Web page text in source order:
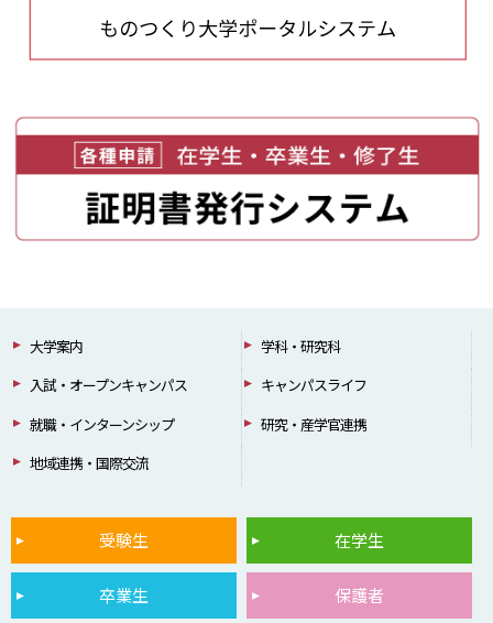
大学案内
学科・研究科
入試・オープンキャンパス
キャンパスライフ
就職・インターンシップ
研究・産学官連携
地域連携・国際交流
受験生 在学生
卒業生 保護者